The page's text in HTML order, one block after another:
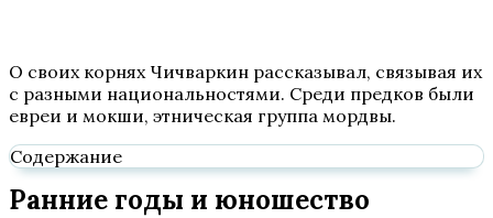
О своих корнях Чичваркин рассказывал, связывая их
с разными национальностями. Среди предков были
евреи и мокши, этническая группа мордвы.
Содержание
Ранние годы и юношество